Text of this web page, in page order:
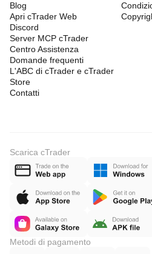
Blog
Apri cTrader Web
Discord
Server MCP cTrader
Centro Assistenza
Domande frequenti
L'ABC di cTrader e cTrader
Store
Contatti
Scarica cTrader
Metodi di pagamento